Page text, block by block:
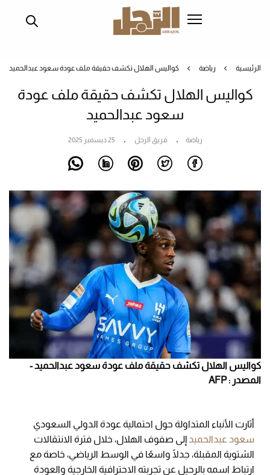
الرئيسية رياضة كواليس الهلال تكشف حقيقة ملف عودة سعود عبدالحميد
كواليس الهلال تكشف حقيقة ملف عودة
سعود عبدالحميد
رياضة فريق الرجل 25 ديسمبر 2025
كواليس الهلال تكشف حقيقة ملف عودة سعود عبدالحميد -
المصدر : AFP
أثارت الأنباء المتداولة حول احتمالية عودة الدولي السعودي
سعود عبدالحميد إلى صفوف الهلال، خلال فترة الانتقالات
الشتوية المقبلة، جدلًا واسعًا في الوسط الرياضي، خاصة مع
ارتباط اسمه بالرحيل عن تجربته الاحترافية الخارجية والعودة